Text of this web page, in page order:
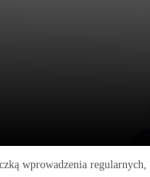
wprowadzenia